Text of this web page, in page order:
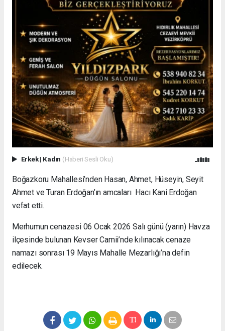
Erkek| Kadın (Haberi Sesli Oku)
Boğazkoru Mahallesi’nden Hasan, Ahmet, Hüseyin, Seyit
Ahmet ve Turan Erdoğan’ın amcaları Hacı Kani Erdoğan
vefat etti.
Merhumun cenazesi 06 Ocak 2026 Salı günü (yarın) Havza
ilçesinde bulunan Kevser Camii’nde kılınacak cenaze
namazı sonrası 19 Mayıs Mahalle Mezarlığı’na defin
edilecek.